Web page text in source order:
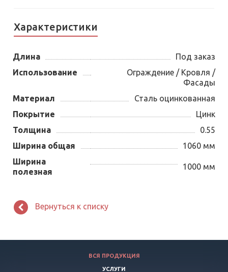
Характеристики
Длина
Под заказ
Использование
Ограждение / Кровля /
Фасады
Материал
Сталь оцинкованная
Покрытие
Цинк
Толщина
0.55
Ширина общая
1060 мм
Ширина
полезная
1000 мм
Вернуться к списку
ВСЯ ПРОДУКЦИЯ
УСЛУГИ